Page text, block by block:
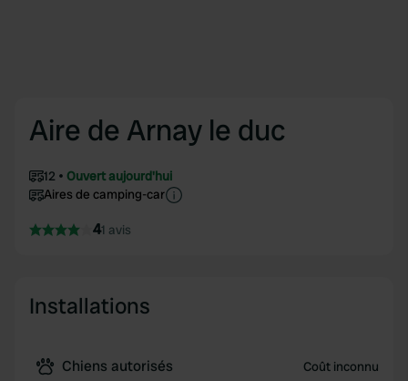
Aire de Arnay le duc
12
Ouvert aujourd'hui
Aires de camping-car
41 avis
Installations
Chiens autorisés Coût inconnu